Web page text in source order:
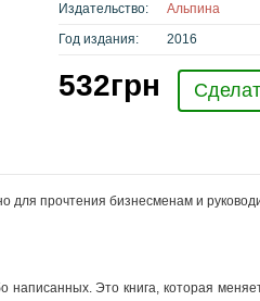
Издательство:
Альпина
Год издания:
2016
532грн
для прочтения бизнесменам и
написанных. Это книга, которая